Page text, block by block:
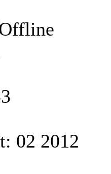
02 2012